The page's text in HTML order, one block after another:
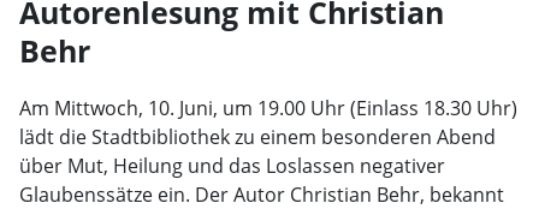
Autorenlesung mit Christian
Behr
Am Mittwoch, 10. Juni, um 19.00 Uhr (Einlass 18.30 Uhr)
lädt die Stadtbibliothek zu einem besonderen Abend
über Mut, Heilung und das Loslassen negativer
Glaubenssätze ein. Der Autor Christian Behr, bekannt